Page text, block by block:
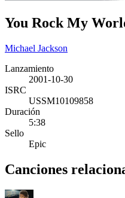
You Rock My
Michael Jackson
Lanzamiento
2001-10-30
ISRC
USSM10109858
Duración
5:38
Sello
Epic
Canciones